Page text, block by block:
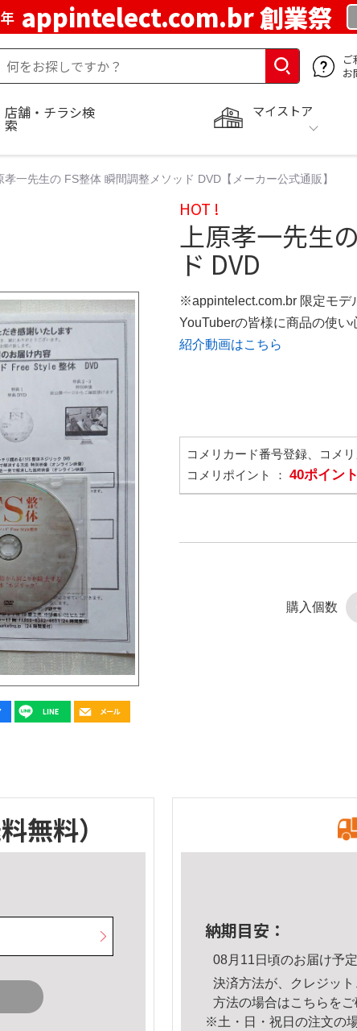
appintelect.com.br 創業祭
ご
お
マイストア
店舗・チラシ検
索
孝一先生の FS整体 瞬間調整メソッド DVD【メーカー公式通販】
HOT !
上原孝一先生
ド DVD
※appintelect.com.br 限定モデ
YouTuberの皆様に商品の使い
紹介動画はこちら
コメリカード番号登録、コメ
コメリポイント ： 40ポイン
購入個数
無料）
納期目安：
08月11日頃のお届け予定
決済方法が、クレジッ
方法の場合はこちら をご
※土・日・祝日の注文の